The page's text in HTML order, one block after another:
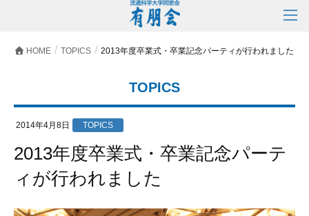
HOME TOPICS 2013年度卒業式・卒業記念パーティが行われました
TOPICS
2014年4月8日 TOPICS
2013年度卒業式・卒業記念パーテ
ィが行われました